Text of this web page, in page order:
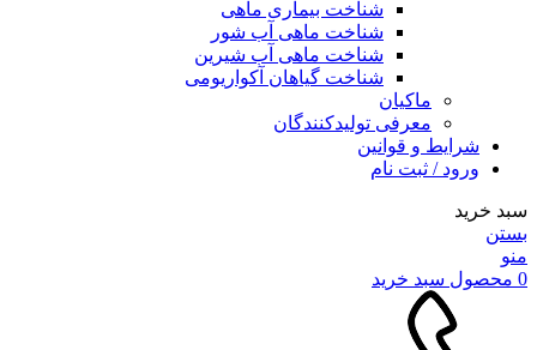
شناخت بیماری ماهی
شناخت ماهی آب شور
شناخت ماهی آب شیرین
شناخت گیاهان آکواریومی
ماکیان
معرفی تولیدکنندگان
شرایط و قوانین
ورود / ثبت نام
سبد خرید
بستن
منو
0 محصول سبد خرید